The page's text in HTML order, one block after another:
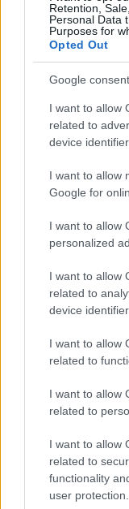
Retention,
Personal Data
Purposes for
Opted Out
Google
I want to allow
related to
device
I want to allow
Google for
I want to allow
personalized
I want to allow
related to
device
I want to allow
related to
I want to allow
related to
I want to allow
related to
functionality
user protection.
GYŐRI RÓMER
Ingyenes
hét második felére, a
CZUNYINÉ
- LETILTOTTA A
FIÓKJÁT
Nem vicc! A Fidesz
szolgáltatást